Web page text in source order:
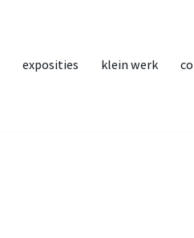
exposities klein werk